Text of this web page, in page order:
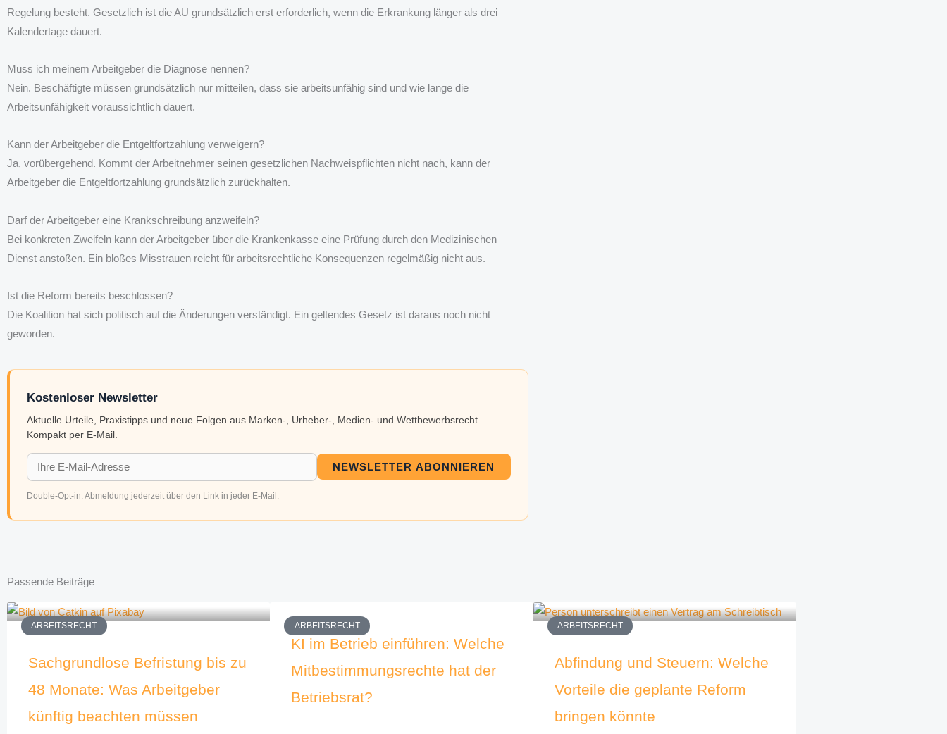
Regelung besteht. Gesetzlich ist die AU grundsätzlich erst erforderlich, wenn die Erkrankung länger als drei
Kalendertage dauert.
Muss ich meinem Arbeitgeber die Diagnose nennen?
Nein. Beschäftigte müssen grundsätzlich nur mitteilen, dass sie arbeitsunfähig sind und wie lange die
Arbeitsunfähigkeit voraussichtlich dauert.
Kann der Arbeitgeber die Entgeltfortzahlung verweigern?
Ja, vorübergehend. Kommt der Arbeitnehmer seinen gesetzlichen Nachweispflichten nicht nach, kann der
Arbeitgeber die Entgeltfortzahlung grundsätzlich zurückhalten.
Darf der Arbeitgeber eine Krankschreibung anzweifeln?
Bei konkreten Zweifeln kann der Arbeitgeber über die Krankenkasse eine Prüfung durch den Medizinischen
Dienst anstoßen. Ein bloßes Misstrauen reicht für arbeitsrechtliche Konsequenzen regelmäßig nicht aus.
Ist die Reform bereits beschlossen?
Die Koalition hat sich politisch auf die Änderungen verständigt. Ein geltendes Gesetz ist daraus noch nicht
geworden.
Kostenloser Newsletter
Aktuelle Urteile, Praxistipps und neue Folgen aus Marken-, Urheber-, Medien- und Wettbewerbsrecht.
Kompakt per E-Mail.
NEWSLETTER ABONNIEREN
Double-Opt-in. Abmeldung jederzeit über den Link in jeder E-Mail.
Passende Beiträge
ARBEITSRECHT
Sachgrundlose Befristung bis zu
48 Monate: Was Arbeitgeber
künftig beachten müssen
ARBEITSRECHT
KI im Betrieb einführen: Welche
Mitbestimmungsrechte hat der
Betriebsrat?
ARBEITSRECHT
Abfindung und Steuern: Welche
Vorteile die geplante Reform
bringen könnte